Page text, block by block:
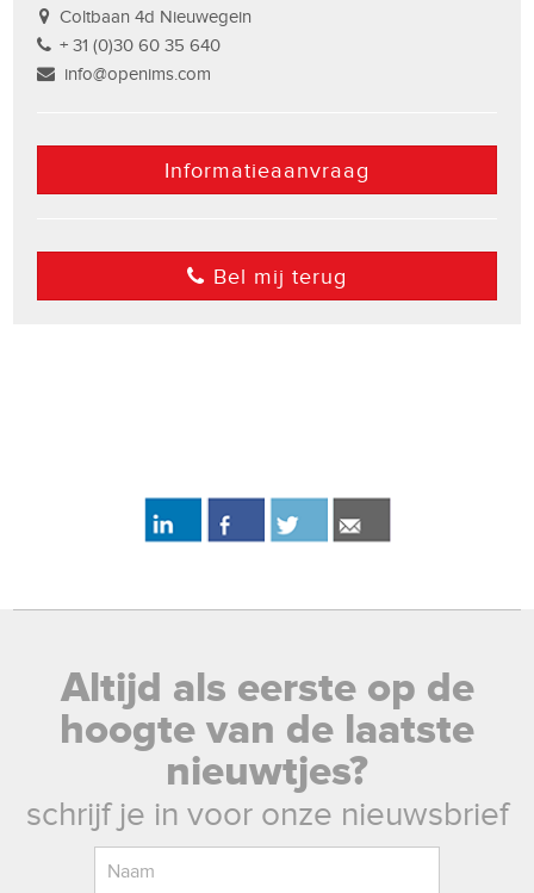
Coltbaan 4d Nieuwegein
+ 31 (0)30 60 35 640
info@openims.com
Informatieaanvraag
Bel mij terug
Altijd als eerste op de
hoogte van de laatste
nieuwtjes?
schrijf je in voor onze nieuwsbrief